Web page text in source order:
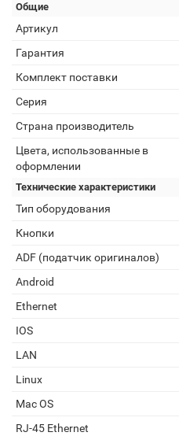
Общие
Артикул
Гарантия
Комплект поставки
Серия
Страна производитель
Цвета, использованные в
оформлении
Технические характеристики
Тип оборудования
Кнопки
ADF (податчик оригиналов)
Android
Ethernet
IOS
LAN
Linux
Mac OS
RJ-45 Ethernet